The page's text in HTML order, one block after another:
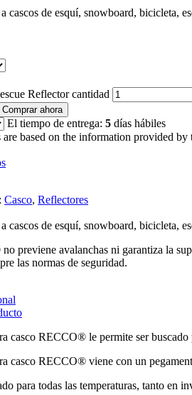
cascos de esquí, snowboard, bicicleta,
Reflector cantidad
Comprar ahora
El tiempo de entrega: 5 días hábiles
are based on the information provided
Casco, Reflectores
cascos de esquí, snowboard, bicicleta,
previene avalanchas ni garantiza la
las normas de seguridad.
casco RECCO® le permite ser
casco RECCO® viene con un
para todas las temperaturas, tanto